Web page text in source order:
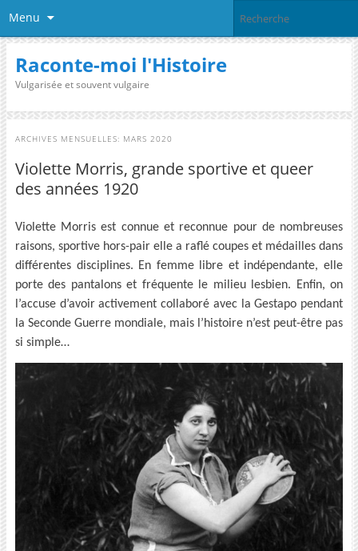
Menu
Raconte-moi l'Histoire
Vulgarisée et souvent vulgaire
ARCHIVES MENSUELLES: MARS 2020
Violette Morris, grande sportive et queer
des années 1920
Violette Morris est connue et reconnue pour de nombreuses
raisons, sportive hors-pair elle a raflé coupes et médailles dans
différentes disciplines. En femme libre et indépendante, elle
porte des pantalons et fréquente le milieu lesbien. Enfin, on
l’accuse d’avoir activement collaboré avec la Gestapo pendant
la Seconde Guerre mondiale, mais l’histoire n’est peut-être pas
si simple…